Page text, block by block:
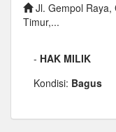
Jl. Gempol Raya,
Timur,...
- HAK MILIK
Kondisi: Bagus